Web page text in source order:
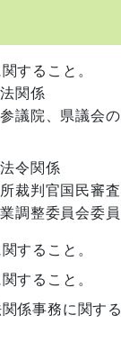
すること。
関係
議院、県議会
令関係
裁判官国民審
調整委員会委
すること。
すること。
係事務に関する